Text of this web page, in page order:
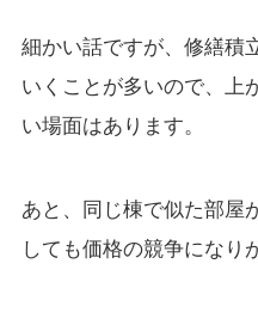
細かい話ですが、修繕積
いくことが多いので、上
い場面はあります。
あと、同じ棟で似た部屋
しても価格の競争になり